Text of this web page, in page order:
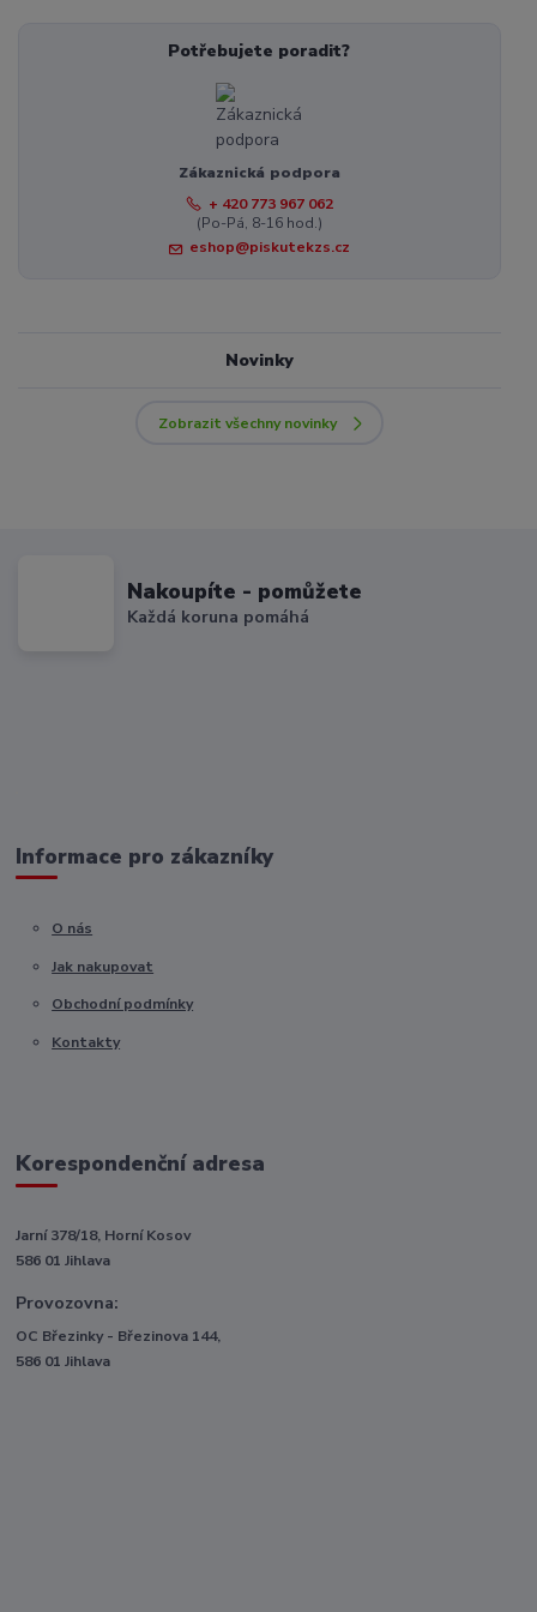
Potřebujete poradit?
Zákaznická podpora
+ 420 773 967 062
(Po-Pá, 8-16 hod.)
eshop@piskutekzs.cz
Novinky
Zobrazit všechny novinky
Nakoupíte - pomůžete
Každá koruna pomáhá
Informace pro zákazníky
O nás
Jak nakupovat
Obchodní podmínky
Kontakty
Korespondenční adresa
Jarní 378/18, Horní Kosov
586 01 Jihlava
Provozovna:
OC Březinky - Březinova 144,
586 01 Jihlava